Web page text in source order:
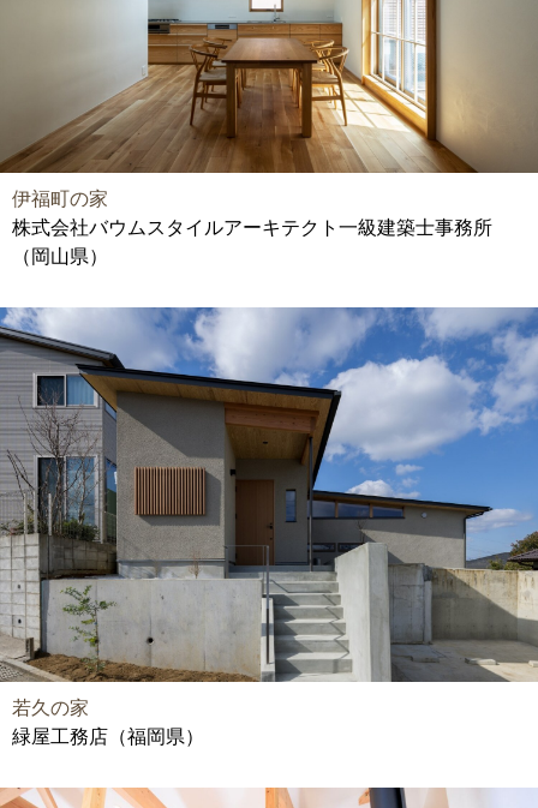
伊福町の家
株式会社バウムスタイルアーキテクト一級建築士事務所
（岡山県）
若久の家
緑屋工務店（福岡県）